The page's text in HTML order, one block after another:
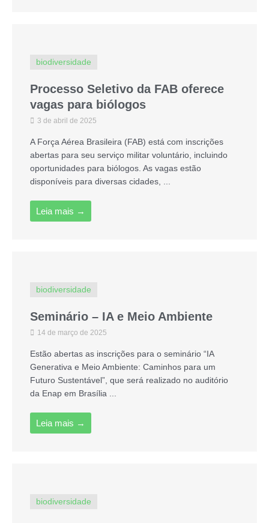
biodiversidade
Processo Seletivo da FAB oferece
vagas para biólogos
3 de abril de 2025
A Força Aérea Brasileira (FAB) está com inscrições
abertas para seu serviço militar voluntário, incluindo
oportunidades para biólogos. As vagas estão
disponíveis para diversas cidades, ...
Leia mais →
biodiversidade
Seminário – IA e Meio Ambiente
14 de março de 2025
Estão abertas as inscrições para o seminário “IA
Generativa e Meio Ambiente: Caminhos para um
Futuro Sustentável”, que será realizado no auditório
da Enap em Brasília ...
Leia mais →
biodiversidade